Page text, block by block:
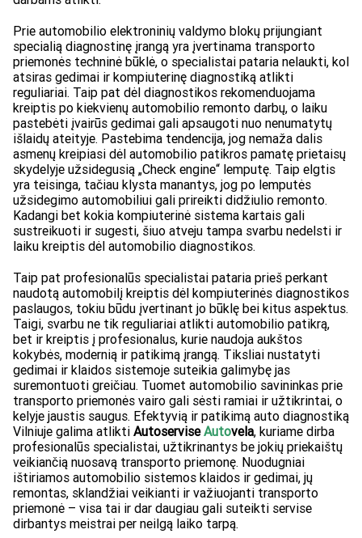
Prie automobilio elektroninių valdymo blokų prijungiant
specialią diagnostinę įrangą yra įvertinama transporto
priemonės techninė būklė, o specialistai pataria nelaukti, kol
atsiras gedimai ir kompiuterinę diagnostiką atlikti
reguliariai. Taip pat dėl diagnostikos rekomenduojama
kreiptis po kiekvienų automobilio remonto darbų, o laiku
pastebėti įvairūs gedimai gali apsaugoti nuo nenumatytų
išlaidų ateityje. Pastebima tendencija, jog nemaža dalis
asmenų kreipiasi dėl automobilio patikros pamatę prietaisų
skydelyje užsidegusią „Check engine“ lemputę. Taip elgtis
yra teisinga, tačiau klysta manantys, jog po lemputės
užsidegimo automobiliui gali prireikti didžiulio remonto.
Kadangi bet kokia kompiuterinė sistema kartais gali
sustreikuoti ir sugesti, šiuo atveju tampa svarbu nedelsti ir
laiku kreiptis dėl automobilio diagnostikos.
Taip pat profesionalūs specialistai pataria prieš perkant
naudotą automobilį kreiptis dėl kompiuterinės diagnostikos
paslaugos, tokiu būdu įvertinant jo būklę bei kitus aspektus.
Taigi, svarbu ne tik reguliariai atlikti automobilio patikrą,
bet ir kreiptis į profesionalus, kurie naudoja aukštos
kokybės, modernią ir patikimą įrangą. Tiksliai nustatyti
gedimai ir klaidos sistemoje suteikia galimybę jas
suremontuoti greičiau. Tuomet automobilio savininkas prie
transporto priemonės vairo gali sėsti ramiai ir užtikrintai, o
kelyje jaustis saugus. Efektyvią ir patikimą auto diagnostiką
Vilniuje galima atlikti AutoserviseAutovela, kuriame dirba
profesionalūs specialistai, užtikrinantys be jokių priekaištų
veikiančią nuosavą transporto priemonę. Nuodugniai
ištiriamos automobilio sistemos klaidos ir gedimai, jų
remontas, sklandžiai veikianti ir važiuojanti transporto
priemonė – visa tai ir dar daugiau gali suteikti servise
dirbantys meistrai per neilgą laiko tarpą.